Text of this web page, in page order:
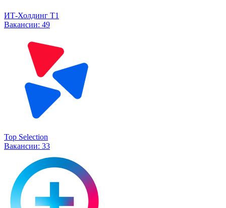
ИТ-Холдинг Т1
Вакансии: 49
Top Selection
Вакансии: 33